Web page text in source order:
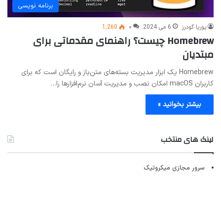
برنامه نویسی
پوریا گودرز 6 می 2024 ۰ 1,260
Homebrew چیست؟ راهنمای مقدماتی برای
مبتدیان
Homebrew یک ابزار مدیریت بسته‌های متن‌باز و رایگان است که برای
کاربران macOS امکان نصب و مدیریت آسان نرم‌افزارها را…
بیشتر بخوانید »
لینک های منتخب
سرور مجازی میکروتیک